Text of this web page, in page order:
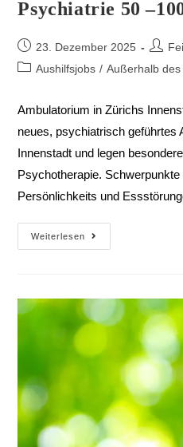
Psychiatrie 50
23. Dezember 2025
Aushilfsjobs / Außerhalb
Ambulatorium in Zürichs
neues, psychiatrisch geführtes
Innenstadt und legen
Psychotherapie. Schwerpunkte
Persönlichkeits und
Weiterlesen